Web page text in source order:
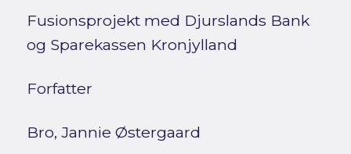
Fusionsprojekt med Djurslands Bank
og Sparekassen Kronjylland
Forfatter
Bro, Jannie Østergaard